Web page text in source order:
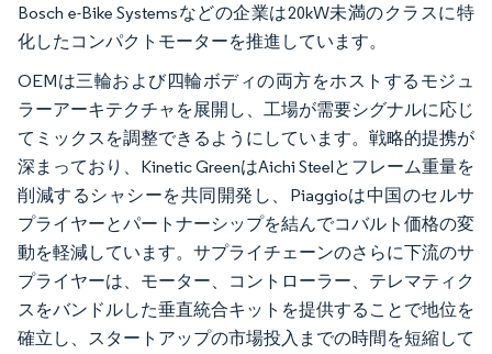
Bosch e-Bike Systemsなどの企業は20kW未満のクラスに特
化したコンパクトモーターを推進しています。
OEMは三輪および四輪ボディの両方をホストするモジュ
ラーアーキテクチャを展開し、工場が需要シグナルに応じ
てミックスを調整できるようにしています。戦略的提携が
深まっており、Kinetic GreenはAichi Steelとフレーム重量を
削減するシャシーを共同開発し、Piaggioは中国のセルサ
プライヤーとパートナーシップを結んでコバルト価格の変
動を軽減しています。サプライチェーンのさらに下流のサ
プライヤーは、モーター、コントローラー、テレマティク
スをバンドルした垂直統合キットを提供することで地位を
確立し、スタートアップの市場投入までの時間を短縮して